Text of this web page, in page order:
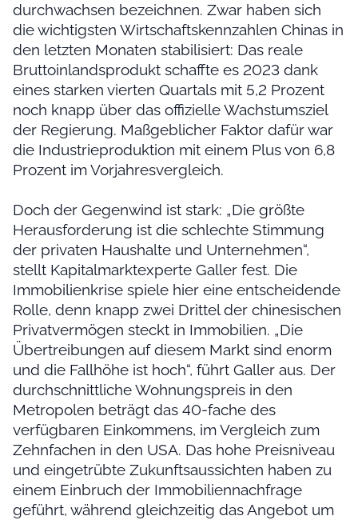
durchwachsen bezeichnen. Zwar haben sich
die wichtigsten Wirtschaftskennzahlen Chinas in
den letzten Monaten stabilisiert: Das reale
Bruttoinlandsprodukt schaffte es 2023 dank
eines starken vierten Quartals mit 5,2 Prozent
noch knapp über das offizielle Wachstumsziel
der Regierung. Maßgeblicher Faktor dafür war
die Industrieproduktion mit einem Plus von 6,8
Prozent im Vorjahresvergleich.
Doch der Gegenwind ist stark: „Die größte
Herausforderung ist die schlechte Stimmung
der privaten Haushalte und Unternehmen“,
stellt Kapitalmarktexperte Galler fest. Die
Immobilienkrise spiele hier eine entscheidende
Rolle, denn knapp zwei Drittel der chinesischen
Privatvermögen steckt in Immobilien. „Die
Übertreibungen auf diesem Markt sind enorm
und die Fallhöhe ist hoch“, führt Galler aus. Der
durchschnittliche Wohnungspreis in den
Metropolen beträgt das 40-fache des
verfügbaren Einkommens, im Vergleich zum
Zehnfachen in den USA. Das hohe Preisniveau
und eingetrübte Zukunftsaussichten haben zu
einem Einbruch der Immobiliennachfrage
geführt, während gleichzeitig das Angebot um